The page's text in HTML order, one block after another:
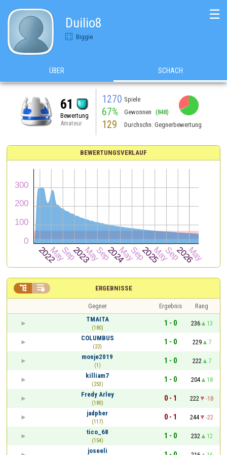
Duilio8
Biggie
☰
ÜBER SCHACH
61
Bewertung
Amateur
1270 Spiele
67% Gewonnen (848)
129 Durchschn. Gegnerbewertung
BEWERTUNGSVERLAUF
ERGEBNISSE
 
Gegner Ergebnis
Rang
TMAITA
(180)
1 - 0 236
13
COLUMBUS
(22)
1 - 0 229
7
monje2019
(1)
1 - 0 222
7
killiam7
(253)
1 - 0 204
18
Fredy Arley
(180)
0 - 1 222
-18
jadpher
(117)
0 - 1 244
-22
tico_68
(154)
1 - 0 232
12
joseeli